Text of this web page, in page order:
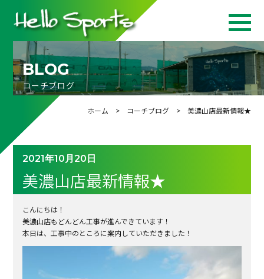
BLOG
コーチブログ
ホーム > コーチブログ> 美濃山店最新情報★
2021年10月20日
美濃山店最新情報★
こんにちは！
美濃山店もどんどん工事が進んできています！
本日は、工事中のところに案内していただきました！